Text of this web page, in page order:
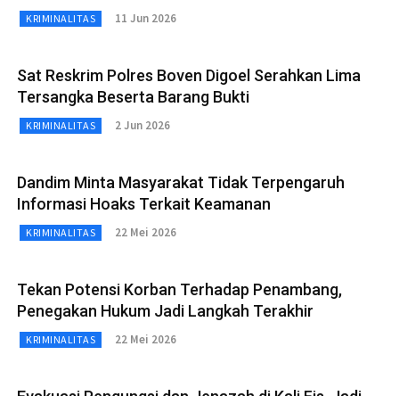
KRIMINALITAS 11 Jun 2026
Sat Reskrim Polres Boven Digoel Serahkan Lima
Tersangka Beserta Barang Bukti
KRIMINALITAS 2 Jun 2026
Dandim Minta Masyarakat Tidak Terpengaruh
Informasi Hoaks Terkait Keamanan
KRIMINALITAS 22 Mei 2026
Tekan Potensi Korban Terhadap Penambang,
Penegakan Hukum Jadi Langkah Terakhir
KRIMINALITAS 22 Mei 2026